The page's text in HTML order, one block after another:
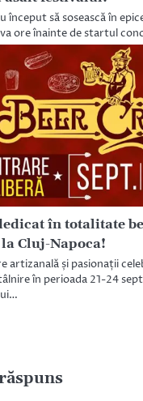
început să sosească în
ore înainte de startul
în totalitate
Cluj-Napoca!
artizanală și pasionații
în perioada 21-24